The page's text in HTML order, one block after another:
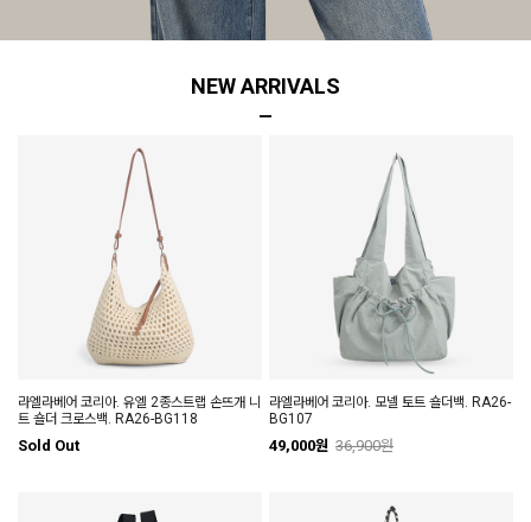
NEW ARRIVALS
라엘라베어 코리아. 유엘 2종스트랩 손뜨개 니
트 숄더 크로스백. RA26-BG118
Sold Out
라엘라베어 코리아. 모넬 토트 숄더백. RA26-
BG107
49,000원 36,900원